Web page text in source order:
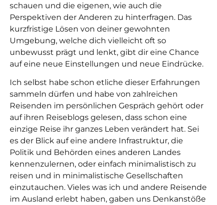
schauen und die eigenen, wie auch die
Perspektiven der Anderen zu hinterfragen. Das
kurzfristige Lösen von deiner gewohnten
Umgebung, welche dich vielleicht oft so
unbewusst prägt und lenkt, gibt dir eine Chance
auf eine neue Einstellungen und neue Eindrücke.
Ich selbst habe schon etliche dieser Erfahrungen
sammeln dürfen und habe von zahlreichen
Reisenden im persönlichen Gespräch gehört oder
auf ihren Reiseblogs gelesen, dass schon eine
einzige Reise ihr ganzes Leben verändert hat. Sei
es der Blick auf eine andere Infrastruktur, die
Politik und Behörden eines anderen Landes
kennenzulernen, oder einfach minimalistisch zu
reisen und in minimalistische Gesellschaften
einzutauchen. Vieles was ich und andere Reisende
im Ausland erlebt haben, gaben uns Denkanstöße